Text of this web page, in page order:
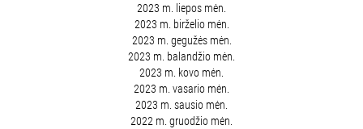
2023 m. liepos mėn.
2023 m. birželio mėn.
2023 m. gegužės mėn.
2023 m. balandžio mėn.
2023 m. kovo mėn.
2023 m. vasario mėn.
2023 m. sausio mėn.
2022 m. gruodžio mėn.